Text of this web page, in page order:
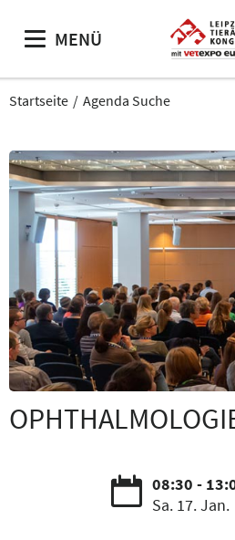
MENÜ
Startseite Agenda Suche
08:30 -
Sa. 17. Jan.